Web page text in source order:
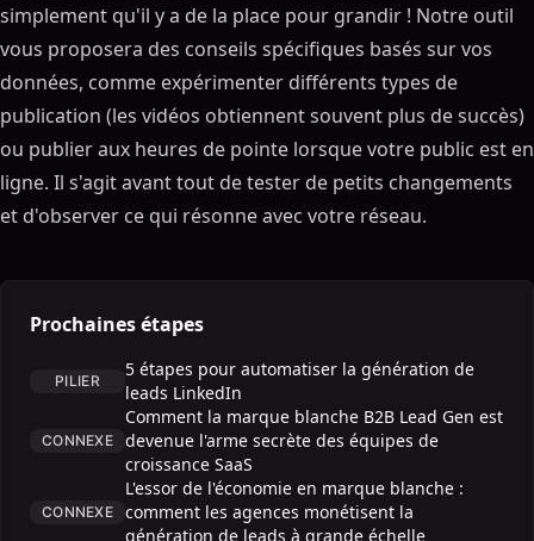
simplement qu'il y a de la place pour grandir ! Notre outil
vous proposera des conseils spécifiques basés sur vos
données, comme expérimenter différents types de
publication (les vidéos obtiennent souvent plus de succès)
ou publier aux heures de pointe lorsque votre public est en
ligne. Il s'agit avant tout de tester de petits changements
et d'observer ce qui résonne avec votre réseau.
Prochaines étapes
PILIER
5 étapes pour automatiser la génération de
leads LinkedIn
CONNEXE
Comment la marque blanche B2B Lead Gen est
devenue l'arme secrète des équipes de
croissance SaaS
CONNEXE
L'essor de l'économie en marque blanche :
comment les agences monétisent la
génération de leads à grande échelle